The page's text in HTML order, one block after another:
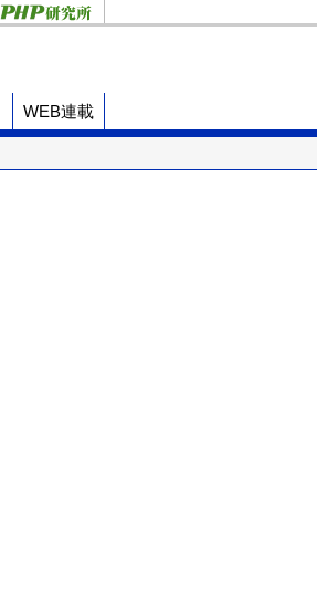
WEB連載